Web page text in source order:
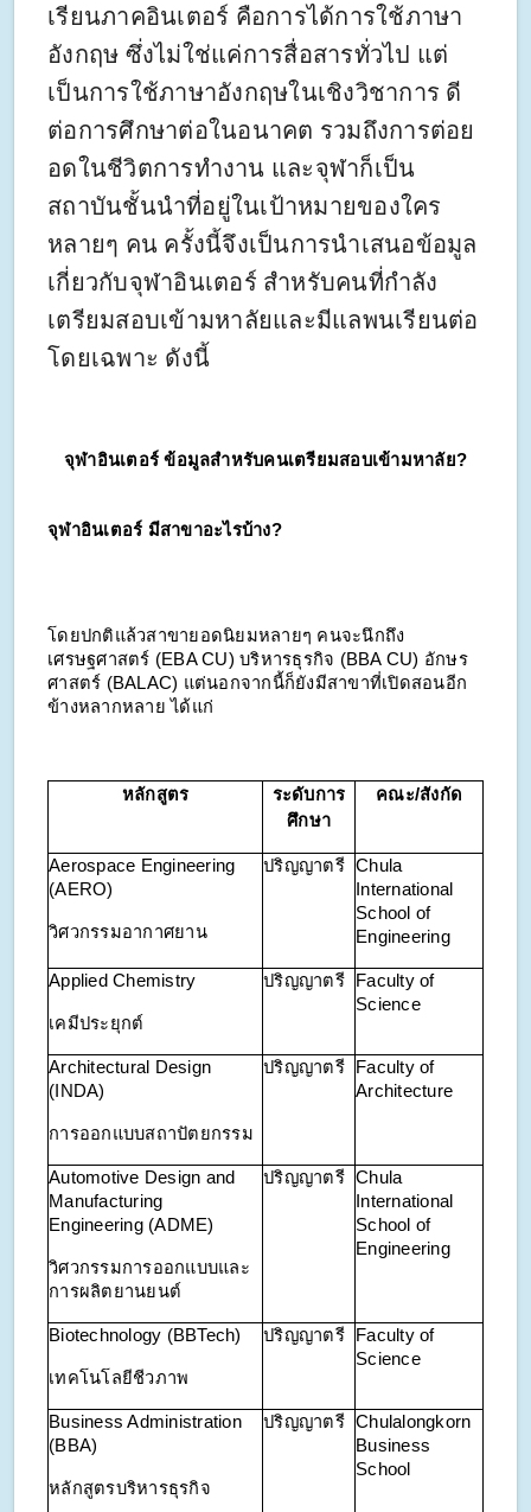
เรียนภาคอินเตอร์ คือการได้การใช้ภาษา
อังกฤษ ซึ่งไม่ใช่แค่การสื่อสารทั่วไป แต่
เป็นการใช้ภาษาอังกฤษในเชิงวิชาการ ดี
ต่อการศึกษาต่อในอนาคต รวมถึงการต่อย
อดในชีวิตการทำงาน และจุฬาก็เป็น
สถาบันชั้นนำที่อยู่ในเป้าหมายของใคร
หลายๆ คน ครั้งนี้จึงเป็นการนำเสนอข้อมูล
เกี่ยวกับจุฬาอินเตอร์ สำหรับคนที่กำลัง
เตรียมสอบเข้ามหาลัยและมีแลพนเรียนต่อ
โดยเฉพาะ ดังนี้
จุฬาอินเตอร์ ข้อมูลสำหรับคนเตรียมสอบเข้ามหาลัย?
จุฬาอินเตอร์ มีสาขาอะไรบ้าง?
โดยปกติแล้วสาขายอดนิยมหลายๆ คนจะนึกถึง
เศรษฐศาสตร์ (EBA CU) บริหารธุรกิจ (BBA CU) อักษร
ศาสตร์ (BALAC) แต่นอกจากนี้ก็ยังมีสาขาที่เปิดสอนอีก
ข้างหลากหลาย ได้แก่
หลักสูตร
ระดับการ
ศึกษา
คณะ/สังกัด
Aerospace Engineering
(AERO)
วิศวกรรมอากาศยาน
ปริญญาตรี Chula
International
School of
Engineering
Applied Chemistry
เคมีประยุกต์
ปริญญาตรี
Faculty of
Science
Architectural Design
(INDA)
การออกแบบสถาปัตยกรรม
ปริญญาตรี
Faculty of
Architecture
Automotive Design and
Manufacturing
Engineering (ADME)
วิศวกรรมการออกแบบและ
การผลิตยานยนต์
ปริญญาตรี Chula
International
School of
Engineering
Biotechnology (BBTech)
เทคโนโลยีชีวภาพ
ปริญญาตรี
Faculty of
Science
Business Administration
(BBA)
หลักสูตรบริหารธุรกิจ
ปริญญาตรี Chulalongkorn
Business
School